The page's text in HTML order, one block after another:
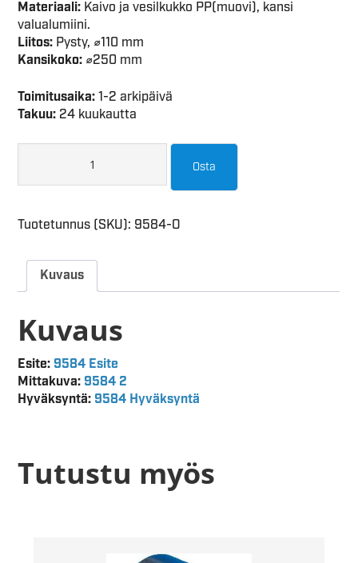
Materiaali: Kaivo ja vesilkukko PP(muovi), kansi
valualumiini.
Liitos: Pysty, ⌀110 mm
Kansikoko: ⌀250 mm
Toimitusaika:1-2 arkipäivä
Takuu: 24 kuukautta
Osta
Tuotetunnus (SKU): 9584-O
Kuvaus
Kuvaus
Esite: 9584 Esite
Mittakuva: 9584 2
Hyväksyntä: 9584 Hyväksyntä
Tutustu myös